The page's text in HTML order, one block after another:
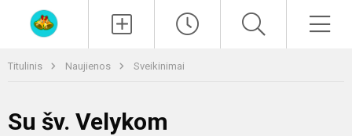
Titulinis Naujienos Sveikinimai
Su šv. Velykom